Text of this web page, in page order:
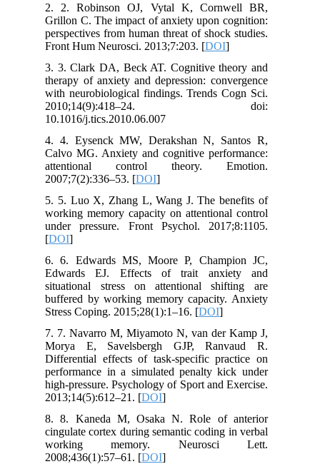
2. 2. Robinson OJ, Vytal K, Cornwell BR,
Grillon C. The impact of anxiety upon cognition:
perspectives from human threat of shock studies.
Front Hum Neurosci. 2013;7:203. [DOI
3. 3. Clark DA, Beck AT. Cognitive theory and
therapy of anxiety and depression: convergence
with neurobiological findings. Trends Cogn Sci.
2010;14(9):418–24. doi:
10.1016/j.tics.2010.06.007
4. 4. Eysenck MW, Derakshan N, Santos R,
Calvo MG. Anxiety and cognitive performance:
attentional control theory. Emotion.
2007;7(2):336–53. [DOI
5. 5. Luo X, Zhang L, Wang J. The benefits of
working memory capacity on attentional control
under pressure. Front Psychol. 2017;8:1105.
[DOI
6. 6. Edwards MS, Moore P, Champion JC,
Edwards EJ. Effects of trait anxiety and
situational stress on attentional shifting are
buffered by working memory capacity. Anxiety
Stress Coping. 2015;28(1):1–16. [DOI
7. 7. Navarro M, Miyamoto N, van der Kamp J,
Morya E, Savelsbergh GJP, Ranvaud R.
Differential effects of task-specific practice on
performance in a simulated penalty kick under
high-pressure. Psychology of Sport and Exercise.
2013;14(5):612–21. [DOI
8. 8. Kaneda M, Osaka N. Role of anterior
cingulate cortex during semantic coding in verbal
working memory. Neurosci Lett.
2008;436(1):57–61. [DOI